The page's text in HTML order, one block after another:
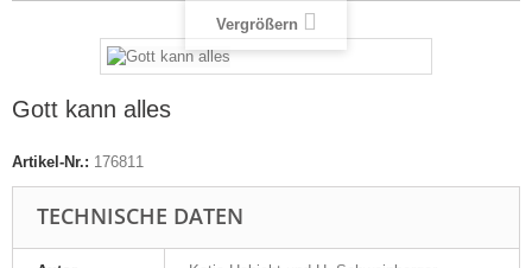
Vergrößern
Gott kann alles
Artikel-Nr.: 176811
TECHNISCHE DATEN